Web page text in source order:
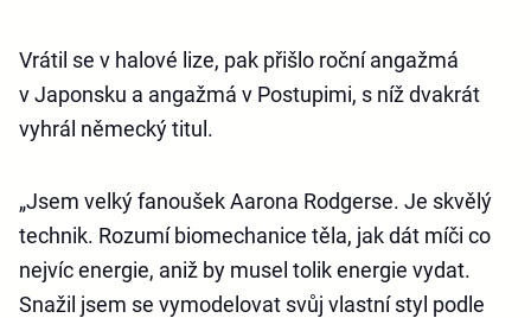
Vrátil se v halové lize, pak přišlo roční angažmá
v Japonsku a angažmá v Postupimi, s níž dvakrát
vyhrál německý titul.
„Jsem velký fanoušek Aarona Rodgerse. Je skvělý
technik. Rozumí biomechanice těla, jak dát míči co
nejvíc energie, aniž by musel tolik energie vydat.
Snažil jsem se vymodelovat svůj vlastní styl podle